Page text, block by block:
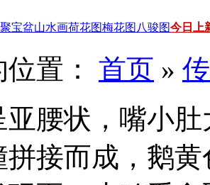
聚宝盆山水画荷花图梅花图 八骏图今日上
置： 首页 »
亚腰状，嘴小
拼接而成，鹅